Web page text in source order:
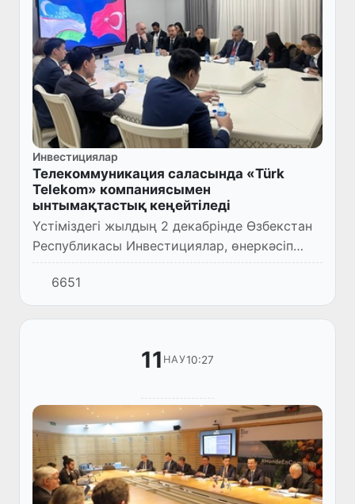
Инвестициялар
Телекоммуникация саласында «Türk
Telekom» компаниясымен
ынтымақтастық кеңейтіледі
Үстіміздегі жылдың 2 декабрінде Өзбекстан
Республикасы Инвестициялар, өнеркәсіп
және сауда министрінің орынбасары Акрам
Алиев Түркияның ірі телекоммуникациялық
«Türk Telekom» ком...
6651
11 НАУ10:27